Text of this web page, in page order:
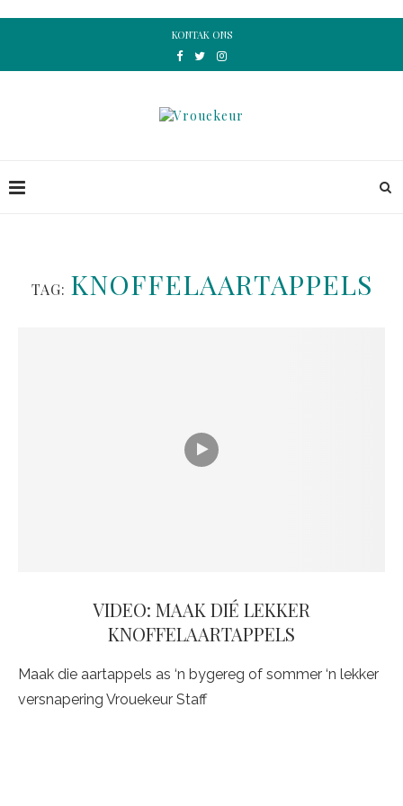
KONTAK ONS
TAG: KNOFFELAARTAPPELS
VIDEO: MAAK DIÉ LEKKER
KNOFFELAARTAPPELS
Maak die aartappels as ‘n bygereg of sommer ‘n lekker
versnapering Vrouekeur Staff